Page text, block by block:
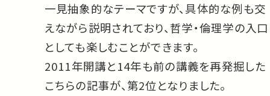
一見抽象的なテーマですが、具体的な例も交
えながら説明されており、哲学・倫理学の入口
としても楽しむことができます。
2011年開講と14年も前の講義を再発掘した
こちらの記事が、第2位となりました。